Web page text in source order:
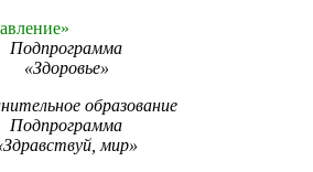
Подпрограмма
«Здоровье»
образование
Подпрограмма
мир»